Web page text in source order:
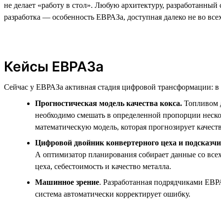
не делает «работу в стол». Любую архитектуру,
разработка — особенность ЕВРАЗа, доступная далеко не во
Кейсы ЕВРАЗа
Сейчас у ЕВРАЗа активная стадия цифровой трансформации:
Прогностическая модель качества кокса. Топливом
необходимо смешать в определенной пропорции
математическую модель, которая прогнозирует
Цифровой двойник конвертерного цеха и
А оптимизатор планирования собирает данные со
цеха, себестоимость и качество металла.
Машинное зрение. Разработанная подрядчиками
система автоматически корректирует ошибку.